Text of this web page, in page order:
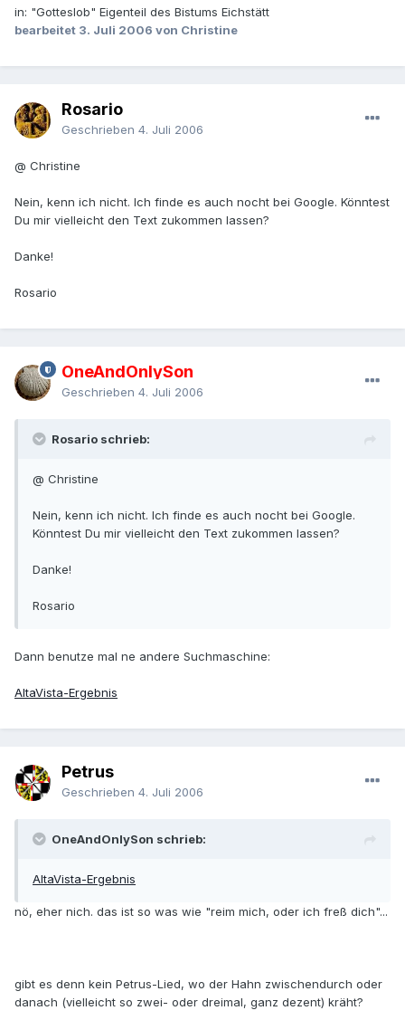
in: "Gotteslob" Eigenteil des Bistums Eichstätt
bearbeitet 3. Juli 2006 von Christine
Rosario
Geschrieben 4. Juli 2006
@ Christine
Nein, kenn ich nicht. Ich finde es auch nocht bei Google. Könntest
Du mir vielleicht den Text zukommen lassen?
Danke!
Rosario
OneAndOnlySon
Geschrieben 4. Juli 2006
Rosario schrieb:
@ Christine
Nein, kenn ich nicht. Ich finde es auch nocht bei Google.
Könntest Du mir vielleicht den Text zukommen lassen?
Danke!
Rosario
Dann benutze mal ne andere Suchmaschine:
AltaVista-Ergebnis
Petrus
Geschrieben 4. Juli 2006
OneAndOnlySon schrieb:
AltaVista-Ergebnis
nö, eher nich. das ist so was wie "reim mich, oder ich freß dich"...
gibt es denn kein Petrus-Lied, wo der Hahn zwischendurch oder
danach (vielleicht so zwei- oder dreimal, ganz dezent) kräht?